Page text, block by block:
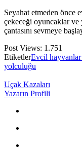
Seyahat etmeden önce
çekeceği oyuncaklar ve
çantasını sevmeye
Post Views: 1.751
EtiketlerEvcil
yolculuğu
Uçak Kazaları
Yazarın Profili